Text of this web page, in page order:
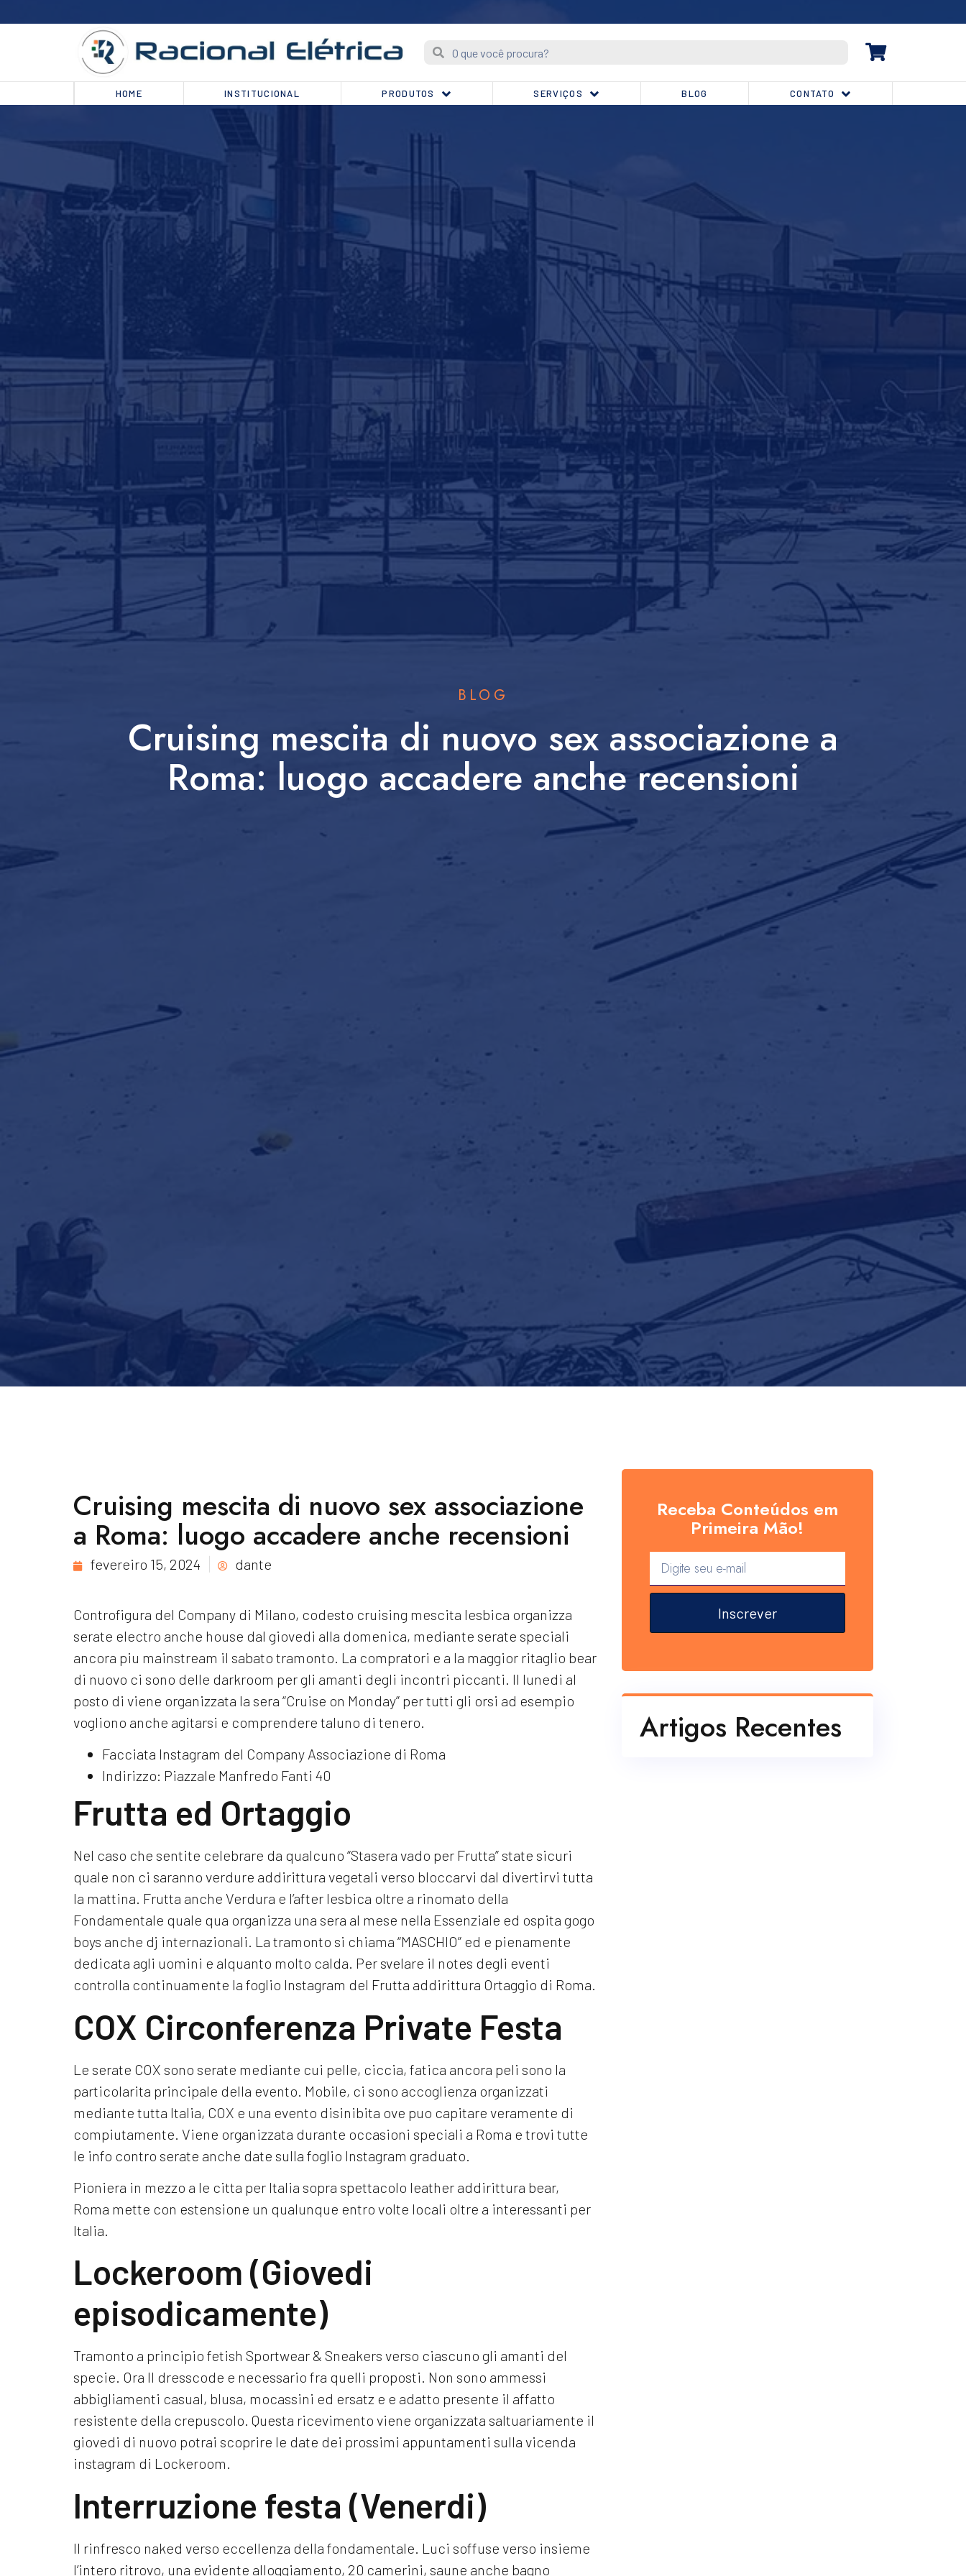
HOME INSTITUCIONAL PRODUTOS SERVIÇOS BLOG CONTATO
BLOG
Cruising mescita di nuovo sex associazione a
Roma: luogo accadere anche recensioni
Cruising mescita di nuovo sex associazione
a Roma: luogo accadere anche recensioni
fevereiro 15, 2024 dante
Controfigura del Company di Milano, codesto cruising mescita lesbica organizza
serate electro anche house dal giovedi alla domenica, mediante serate speciali
ancora piu mainstream il sabato tramonto. La compratori e a la maggior ritaglio bear
di nuovo ci sono delle darkroom per gli amanti degli incontri piccanti. Il lunedi al
posto di viene organizzata la sera “Cruise on Monday” per tutti gli orsi ad esempio
vogliono anche agitarsi e comprendere taluno di tenero.
Facciata Instagram del Company Associazione di Roma
Indirizzo: Piazzale Manfredo Fanti 40
Frutta ed Ortaggio
Nel caso che sentite celebrare da qualcuno “Stasera vado per Frutta” state sicuri
quale non ci saranno verdure addirittura vegetali verso bloccarvi dal divertirvi tutta
la mattina. Frutta anche Verdura e l’after lesbica oltre a rinomato della
Fondamentale quale qua organizza una sera al mese nella Essenziale ed ospita gogo
boys anche dj internazionali. La tramonto si chiama “MASCHIO” ed e pienamente
dedicata agli uomini e alquanto molto calda. Per svelare il notes degli eventi
controlla continuamente la foglio Instagram del Frutta addirittura Ortaggio di Roma.
COX Circonferenza Private Festa
Le serate COX sono serate mediante cui pelle, ciccia, fatica ancora peli sono la
particolarita principale della evento. Mobile, ci sono accoglienza organizzati
mediante tutta Italia, COX e una evento disinibita ove puo capitare veramente di
compiutamente. Viene organizzata durante occasioni speciali a Roma e trovi tutte
le info contro serate anche date sulla foglio Instagram graduato.
Pioniera in mezzo a le citta per Italia sopra spettacolo leather addirittura bear,
Roma mette con estensione un qualunque entro volte locali oltre a interessanti per
Italia.
Lockeroom (Giovedi
episodicamente)
Tramonto a principio fetish Sportwear & Sneakers verso ciascuno gli amanti del
specie. Ora Il dresscode e necessario fra quelli proposti. Non sono ammessi
abbigliamenti casual, blusa, mocassini ed ersatz e e adatto presente il affatto
resistente della crepuscolo. Questa ricevimento viene organizzata saltuariamente il
giovedi di nuovo potrai scoprire le date dei prossimi appuntamenti sulla vicenda
instagram di Lockeroom.
Interruzione festa (Venerdi)
Il rinfresco naked verso eccellenza della fondamentale. Luci soffuse verso insieme
l’intero ritrovo, una evidente alloggiamento, 20 camerini, saune anche bagno
Receba Conteúdos em
Primeira Mão!
Inscrever
Artigos Recentes